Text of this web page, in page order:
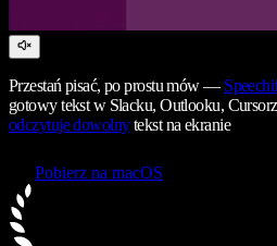
Przestań pisać, po prostu mów —
gotowy tekst w Slacku, Outlooku,
odczytuje dowolnytekst na ekranie
Pobierz na macOS